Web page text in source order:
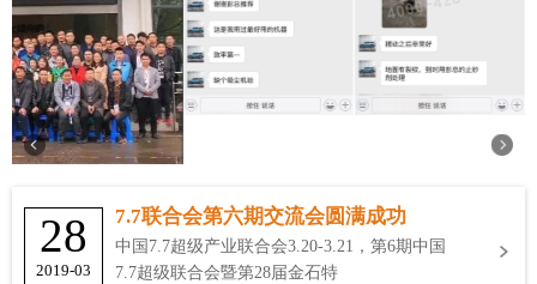
28
2019-03
7.7联合会第六期交流会圆满成功
中国7.7超级产业联合会3.20-3.21，第6期中国
7.7超级联合会暨第28届金石特